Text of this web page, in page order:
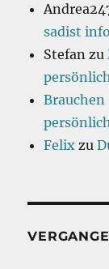
sadist
Stefan zu
Felix zu